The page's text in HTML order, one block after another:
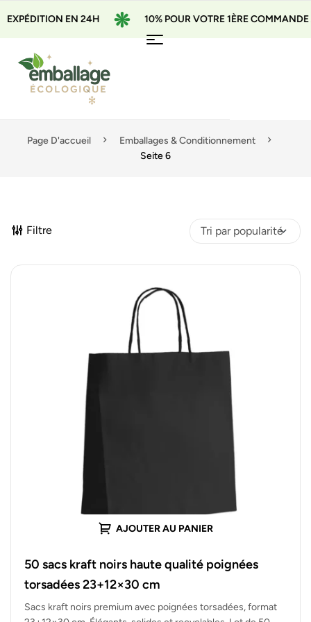
EN 24H 10% POUR VOTRE 1ÈRE COMMANDE AVEC LE
Page D'accueil
Emballages & Conditionnement
Seite 6
Filtre
AJOUTER AU PANIER
50 sacs kraft noirs haute qualité poignées
torsadées 23+12×30 cm
Sacs kraft noirs premium avec poignées torsadées, format